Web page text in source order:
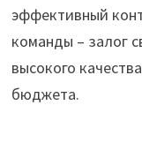
эффективный
команды – залог
высокого
бюджета.